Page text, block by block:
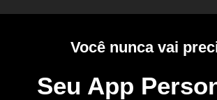
Você nunca vai
Seu App